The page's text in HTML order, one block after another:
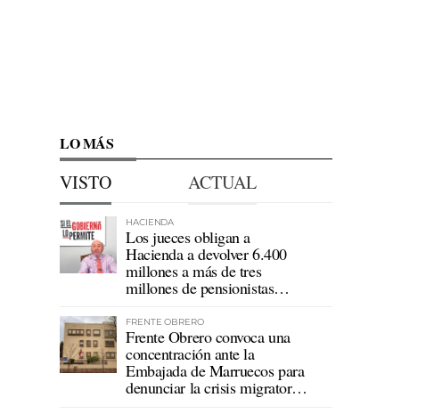
LO MÁS
VISTO ACTUAL
HACIENDA
Los jueces obligan a
Hacienda a devolver 6.400
millones a más de tres
millones de pensionistas
FRENTE OBRERO
Frente Obrero convoca una
concentración ante la
Embajada de Marruecos para
denunciar la crisis migratoria